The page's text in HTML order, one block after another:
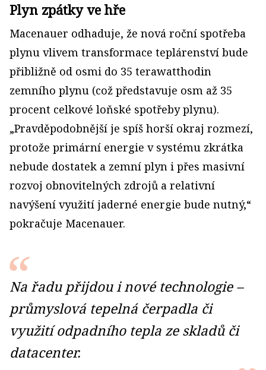
Plyn zpátky ve hře
Macenauer odhaduje, že nová roční spotřeba
plynu vlivem transformace teplárenství bude
přibližně od osmi do 35 terawatthodin
zemního plynu (což představuje osm až 35
procent celkové loňské spotřeby plynu).
„Pravděpodobnější je spíš horší okraj rozmezí,
protože primární energie v systému zkrátka
nebude dostatek a zemní plyn i přes masivní
rozvoj obnovitelných zdrojů a relativní
navýšení využití jaderné energie bude nutný,“
pokračuje Macenauer.
Na řadu přijdou i nové technologie –
průmyslová tepelná čerpadla či
využití odpadního tepla ze skladů či
datacenter.